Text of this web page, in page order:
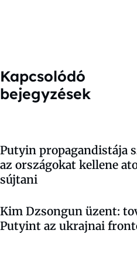
Kapcsolódó
bejegyzések
Putyin propagandistája
az országokat kellene
sújtani
Kim Dzsongun üzent:
Putyint az ukrajnai